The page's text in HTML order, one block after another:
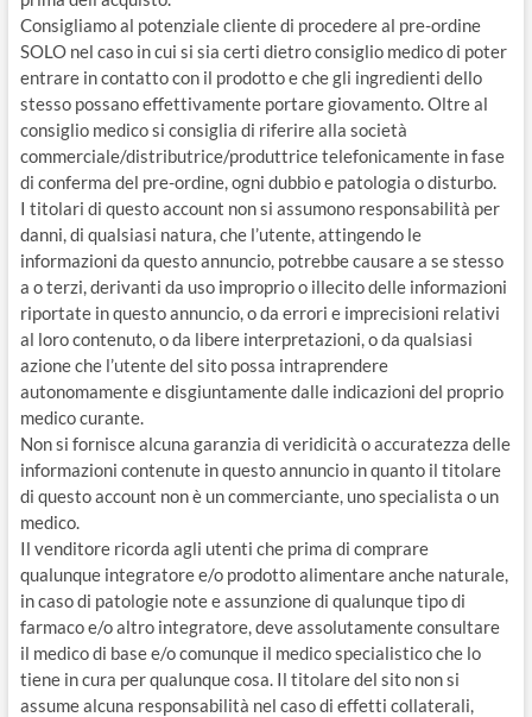
Consigliamo al potenziale cliente di procedere al pre-ordine
SOLO nel caso in cui si sia certi dietro consiglio medico di poter
entrare in contatto con il prodotto e che gli ingredienti dello
stesso possano effettivamente portare giovamento. Oltre al
consiglio medico si consiglia di riferire alla società
commerciale/distributrice/produttrice telefonicamente in fase
di conferma del pre-ordine, ogni dubbio e patologia o disturbo.
I titolari di questo account non si assumono responsabilità per
danni, di qualsiasi natura, che l’utente, attingendo le
informazioni da questo annuncio, potrebbe causare a se stesso
a o terzi, derivanti da uso improprio o illecito delle informazioni
riportate in questo annuncio, o da errori e imprecisioni relativi
al loro contenuto, o da libere interpretazioni, o da qualsiasi
azione che l’utente del sito possa intraprendere
autonomamente e disgiuntamente dalle indicazioni del proprio
medico curante.
Non si fornisce alcuna garanzia di veridicità o accuratezza delle
informazioni contenute in questo annuncio in quanto il titolare
di questo account non è un commerciante, uno specialista o un
medico.
Il venditore ricorda agli utenti che prima di comprare
qualunque integratore e/o prodotto alimentare anche naturale,
in caso di patologie note e assunzione di qualunque tipo di
farmaco e/o altro integratore, deve assolutamente consultare
il medico di base e/o comunque il medico specialistico che lo
tiene in cura per qualunque cosa. Il titolare del sito non si
assume alcuna responsabilità nel caso di effetti collaterali,